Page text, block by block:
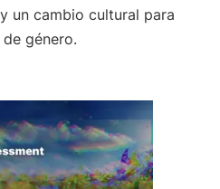
un cambio cultural para
género.